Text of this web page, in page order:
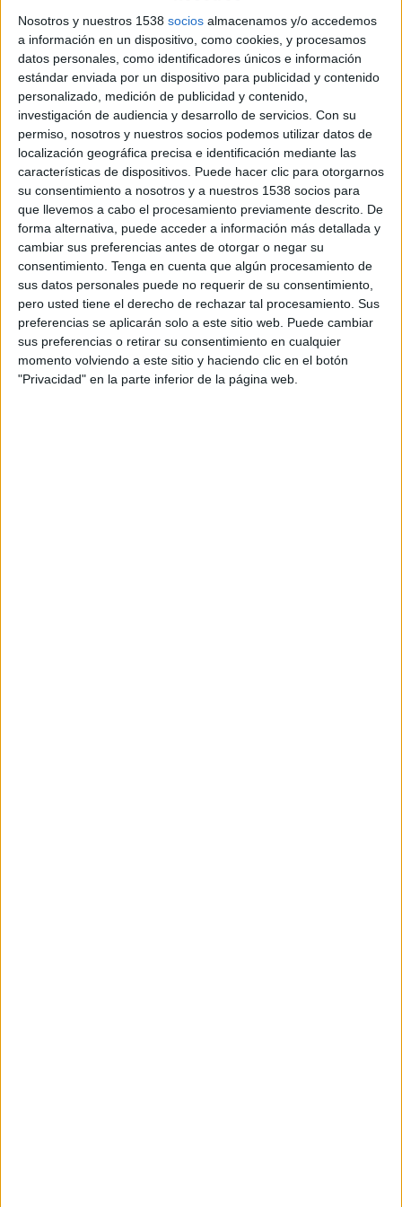
Nosotros y nuestros 1538 socios almacenamos y/o accedemos
a información en un dispositivo, como cookies, y procesamos
datos personales, como identificadores únicos e información
estándar enviada por un dispositivo para publicidad y contenido
personalizado, medición de publicidad y contenido,
investigación de audiencia y desarrollo de servicios. Con su
permiso, nosotros y nuestros socios podemos utilizar datos de
localización geográfica precisa e identificación mediante las
características de dispositivos. Puede hacer clic para otorgarnos
su consentimiento a nosotros y a nuestros 1538 socios para
que llevemos a cabo el procesamiento previamente descrito. De
forma alternativa, puede acceder a información más detallada y
cambiar sus preferencias antes de otorgar o negar su
consentimiento. Tenga en cuenta que algún procesamiento de
sus datos personales puede no requerir de su consentimiento,
pero usted tiene el derecho de rechazar tal procesamiento. Sus
preferencias se aplicarán solo a este sitio web. Puede cambiar
sus preferencias o retirar su consentimiento en cualquier
momento volviendo a este sitio y haciendo clic en el botón
"Privacidad" en la parte inferior de la página web.
Els Mossos d’Esquadra han detingut un home de 52 anys per
agredir amb líquid corrosiu i calar foc a la seva parella a
Fornells de la Selva (Gironès). Segons ha avançat el diari ...
Notícia
Un ferit greu i dos lleus en un xoc
frontal entre dos turismes a l'N-II a
Fornells de la Selva
Una dona ha resultat ferida greu i un home i una dona lleus
en una col·lisió frontal entre dos turismes a Fornells de la